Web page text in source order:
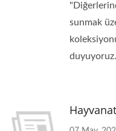
sunmak
duyuyoruz.